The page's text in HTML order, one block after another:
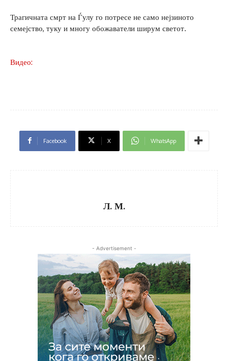
Трагичната смрт на Ѓулу го потресе не само нејзиното
семејство, туку и многу обожаватели ширум светот.
Видео:
Facebook X WhatsApp
Л. М.
- Advertisement -